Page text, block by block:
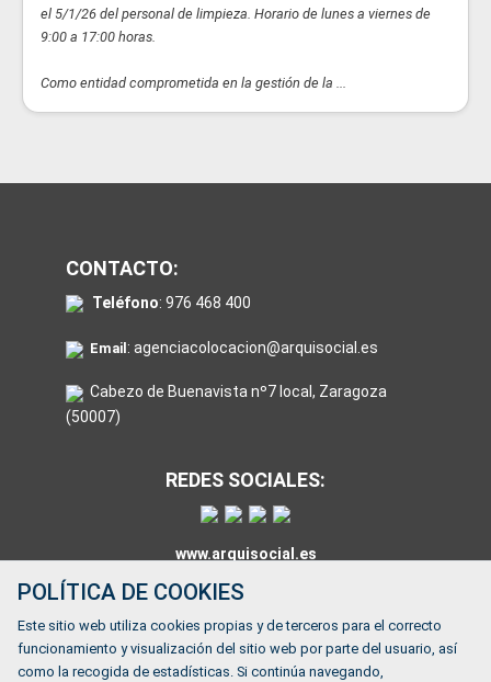
el 5/1/26 del personal de limpieza. Horario de lunes a viernes de
9:00 a 17:00 horas.
Como entidad comprometida en la gestión de la ...
CONTACTO:
Teléfono: 976 468 400
Email : agenciacolocacion@arquisocial.es
Cabezo de Buenavista nº7 local, Zaragoza
(50007)
REDES SOCIALES:
www.arquisocial.es
HORARIO:
POLÍTICA DE COOKIES
Este sitio web utiliza cookies propias y de terceros para el correcto
funcionamiento y visualización del sitio web por parte del usuario, así
como la recogida de estadísticas. Si continúa navegando,